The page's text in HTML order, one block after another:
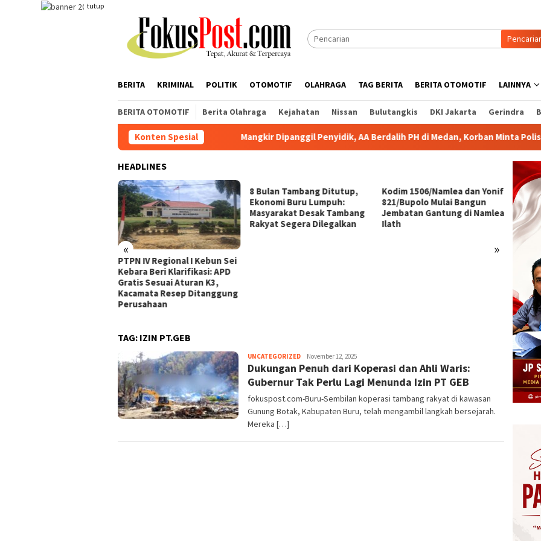
tutup
BERITA KRIMINAL POLITIK OTOMOTIF OLAHRAGA TAG BERITA BERITA OTOMOTIF LAINNYA
BERITA OTOMOTIF Berita Olahraga Kejahatan Nissan Bulutangkis DKI Jakarta Gerindra
Konten SpesialMangkir Dipanggil Penyidik, AA Berdalih PH di Medan, Korban Minta Polisi Bertindak
HEADLINES
« »
PTPN IV Regional I Kebun Sei
Kebara Beri Klarifikasi: APD
Gratis Sesuai Aturan K3,
Kacamata Resep Ditanggung
Perusahaan
8 Bulan Tambang Ditutup,
Ekonomi Buru Lumpuh:
Masyarakat Desak Tambang
Rakyat Segera Dilegalkan
Kodim 1506/Namlea dan Yonif
821/Bupolo Mulai Bangun
Jembatan Gantung di Namlea
Ilath
AA,
dalam
TAG: IZIN PT.GEB
UNCATEGORIZEDHerman.
Damanik
November 12, 2025
Dukungan Penuh dari Koperasi dan Ahli Waris:
Gubernur Tak Perlu Lagi Menunda Izin PT GEB
fokuspost.com-Buru-Sembilan koperasi tambang rakyat di kawasan
Gunung Botak, Kabupaten Buru, telah mengambil langkah bersejarah.
Mereka […]